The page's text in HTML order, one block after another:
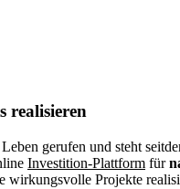
realisieren
gerufen und steht
Investition-Plattform für
wirkungsvolle Projekte